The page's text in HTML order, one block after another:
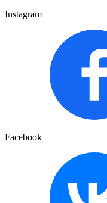
Instagram
Facebook